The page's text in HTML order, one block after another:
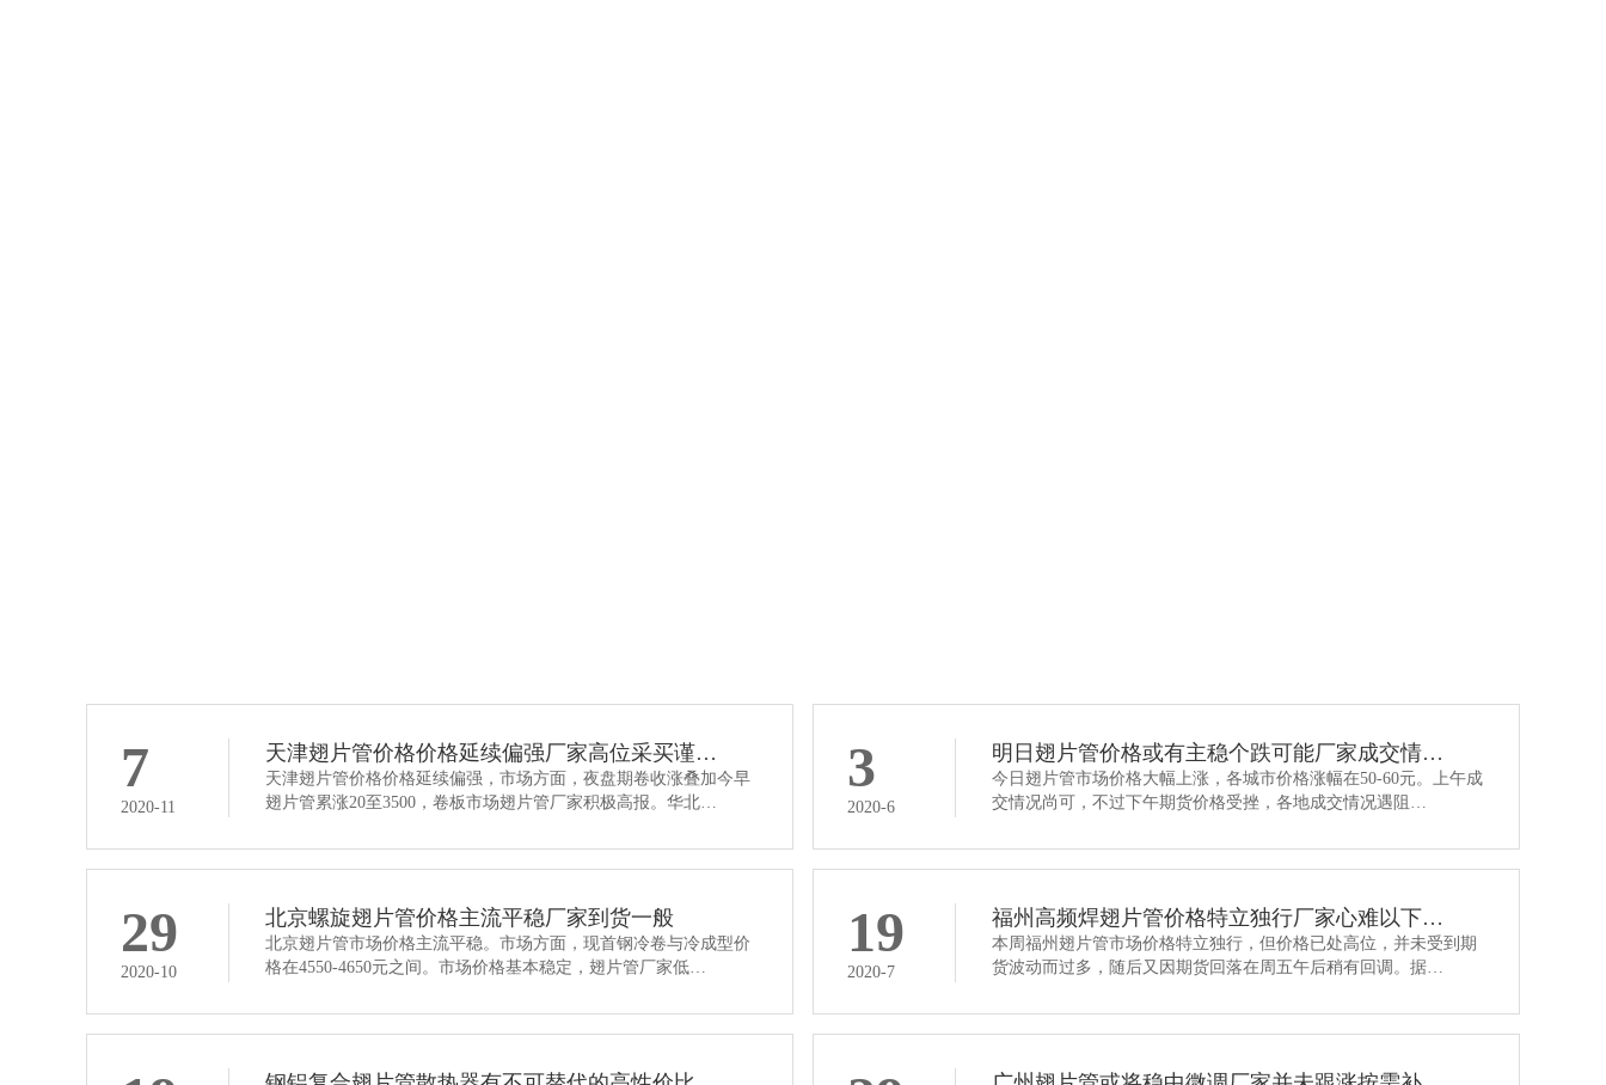
7
2020-11
天津翅片管价格价格延续偏强厂家高位采买谨…
天津翅片管价格价格延续偏强，市场方面，夜盘期卷收涨叠加今早
翅片管累涨20至3500，卷板市场翅片管厂家积极高报。华北…
3
2020-6
明日翅片管价格或有主稳个跌可能厂家成交情…
今日翅片管市场价格大幅上涨，各城市价格涨幅在50-60元。上午成
交情况尚可，不过下午期货价格受挫，各地成交情况遇阻…
29
2020-10
北京螺旋翅片管价格主流平稳厂家到货一般
北京翅片管市场价格主流平稳。市场方面，现首钢冷卷与冷成型价
格在4550-4650元之间。市场价格基本稳定，翅片管厂家低…
19
2020-7
福州高频焊翅片管价格特立独行厂家心难以下…
本周福州翅片管市场价格特立独行，但价格已处高位，并未受到期
货波动而过多，随后又因期货回落在周五午后稍有回调。据…